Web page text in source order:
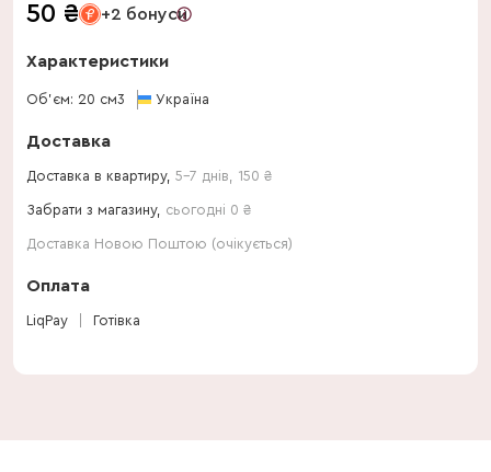
50 ₴ +2 бонуси
Характеристики
Об'єм: 20 см3 Україна
Доставка
Доставка в квартиру, 5-7 днів 150 ₴
Забрати з магазину, сьогодні 0 ₴
Доставка Новою Поштою (очікується)
Оплата
LiqPay Готівка